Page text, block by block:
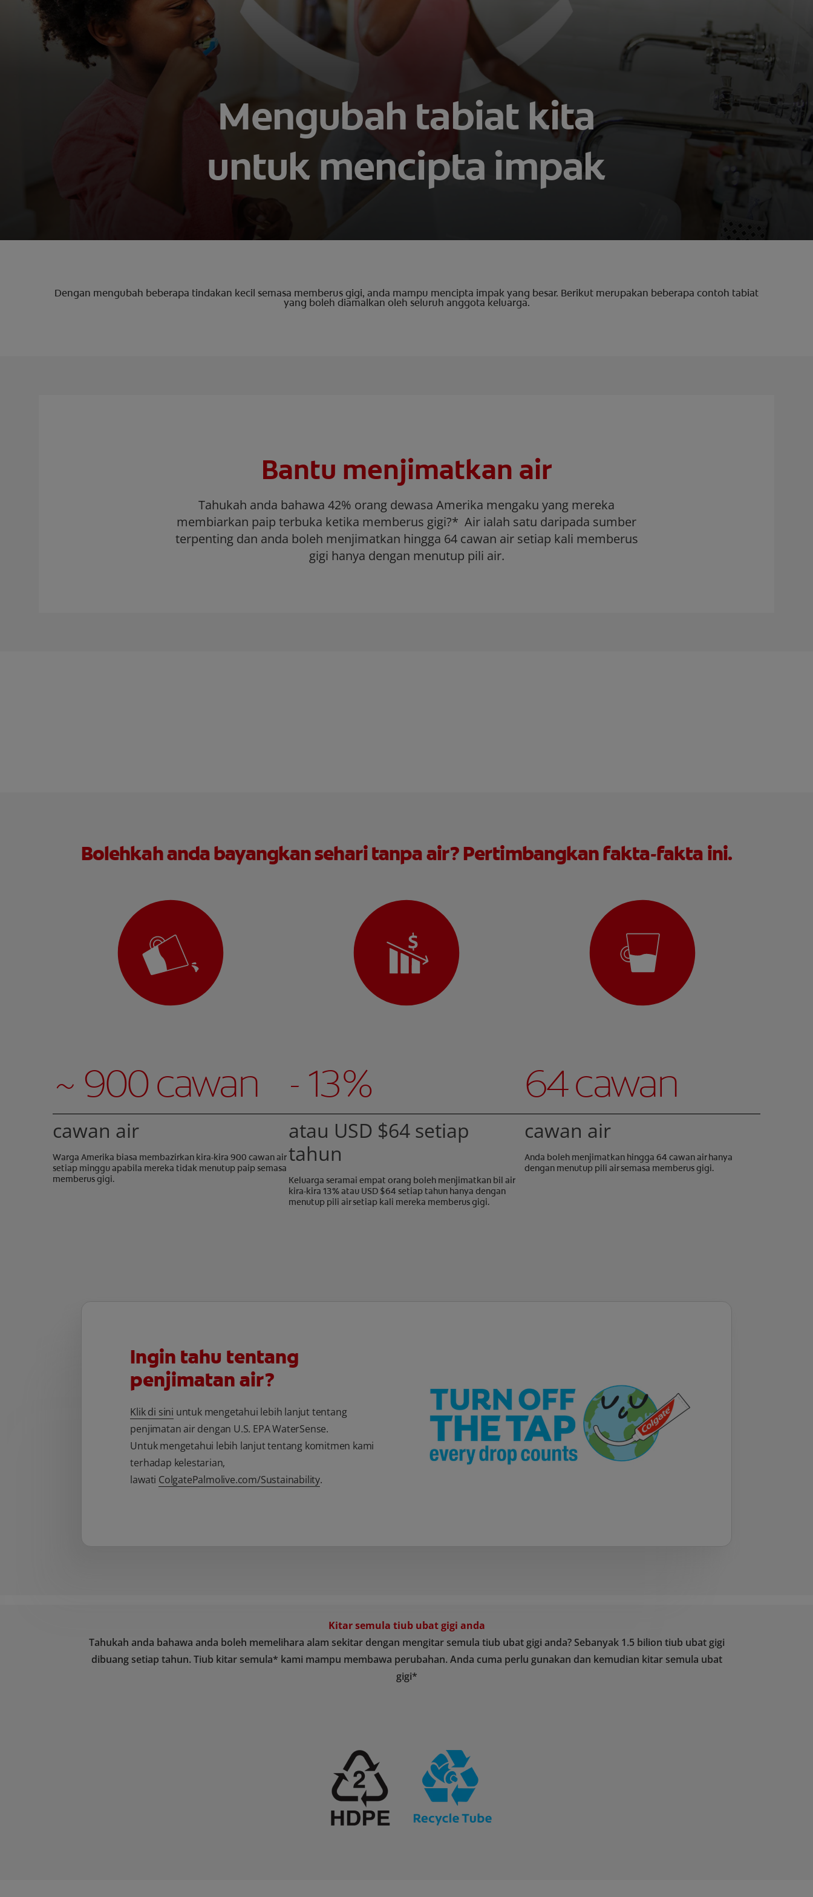
Mengubah tabiat kita
untuk mencipta impak
Dengan mengubah beberapa tindakan kecil semasa memberus gigi, anda mampu mencipta impak yang besar. Berikut merupakan beberapa contoh tabiat
yang boleh diamalkan oleh seluruh anggota keluarga.
Bantu menjimatkan air
Tahukah anda bahawa 42% orang dewasa Amerika mengaku yang mereka
membiarkan paip terbuka ketika memberus gigi?* Air ialah satu daripada sumber
terpenting dan anda boleh menjimatkan hingga 64 cawan air setiap kali memberus
gigi hanya dengan menutup pili air.
Bolehkah anda bayangkan sehari tanpa air? Pertimbangkan fakta-fakta ini.
~ 900 cawan
cawan air
Warga Amerika biasa membazirkan kira-kira 900 cawan air
setiap minggu apabila mereka tidak menutup paip semasa
memberus gigi.
- 13%
atau USD $64 setiap
tahun
Keluarga seramai empat orang boleh menjimatkan bil air
kira-kira 13% atau USD $64 setiap tahun hanya dengan
menutup pili air setiap kali mereka memberus gigi.
64 cawan
cawan air
Anda boleh menjimatkan hingga 64 cawan air hanya
dengan menutup pili air semasa memberus gigi.
Ingin tahu tentang
penjimatan air?
Klik di sini untuk mengetahui lebih lanjut tentang
penjimatan air dengan U.S. EPA WaterSense.
Untuk mengetahui lebih lanjut tentang komitmen kami
terhadap kelestarian,
lawati ColgatePalmolive.com/Sustainability.
Kitar semula tiub ubat gigi anda
Tahukah anda bahawa anda boleh memelihara alam sekitar dengan mengitar semula tiub ubat gigi anda? Sebanyak 1.5 bilion tiub ubat gigi
dibuang setiap tahun. Tiub kitar semula* kami mampu membawa perubahan. Anda cuma perlu gunakan dan kemudian kitar semula ubat
gigi*